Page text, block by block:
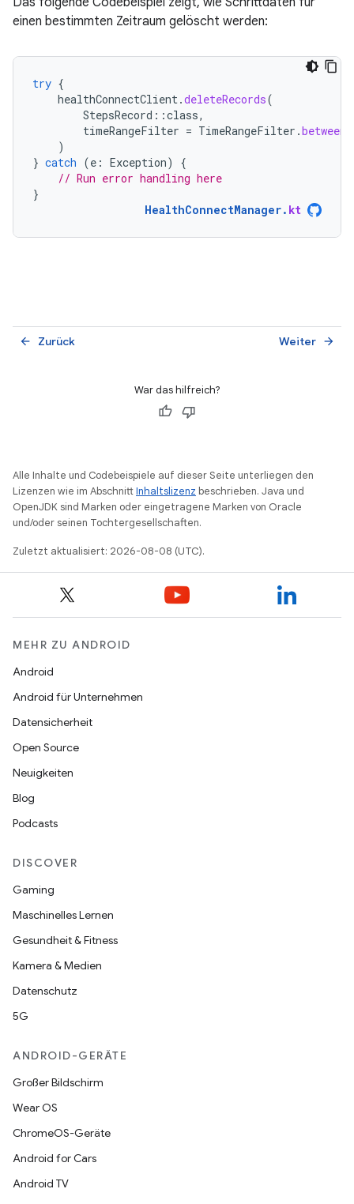
einen bestimmten Zeitraum gelöscht werden:
try {
healthConnectClient.deleteRecords(
StepsRecord ::class,
timeRangeFilter = TimeRangeFilter .between
)
} catch (e : Exception)
{
// Run error handling here
}
HealthConnectManager. kt
Zurück
arrow_back Weiter arrow_forward
War das hilfreich?
Alle Inhalte und Codebeispiele auf dieser Seite unterliegen den
Lizenzen wie im AbschnittInhaltslizenz beschrieben. Java und
OpenJDK sind Marken oder eingetragene Marken von Oracle
und/oder seinen Tochtergesellschaften.
Zuletzt aktualisiert: 2026-08-08 (UTC).
MEHR ZU ANDROID
Android
Android für Unternehmen
Datensicherheit
Open Source
Neuigkeiten
Blog
Podcasts
DISCOVER
Gaming
Maschinelles Lernen
Gesundheit & Fitness
Kamera & Medien
Datenschutz
5G
ANDROID-GERÄTE
Großer Bildschirm
Wear OS
ChromeOS-Geräte
Android for Cars
Android TV